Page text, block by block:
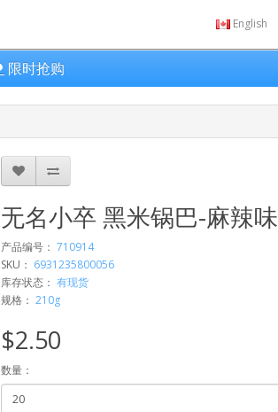
English
限时抢购
无名小卒 黑米锅巴-麻辣味
产品编号： 710914
SKU： 6931235800056
库存状态： 有现货
规格： 210g
$2.50
数量：